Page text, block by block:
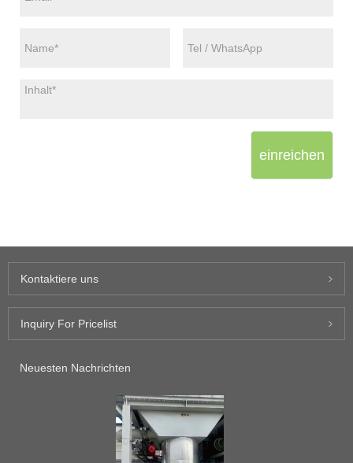
einreichen
Kontaktiere uns
Inquiry For Pricelist
Neuesten Nachrichten